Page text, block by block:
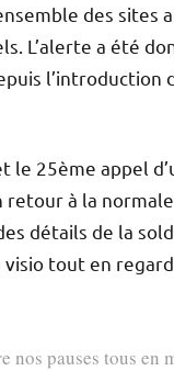
des sites
L’alerte a été
le 25ème appel
à la
détails de la
visio tout en
nos pauses tous en